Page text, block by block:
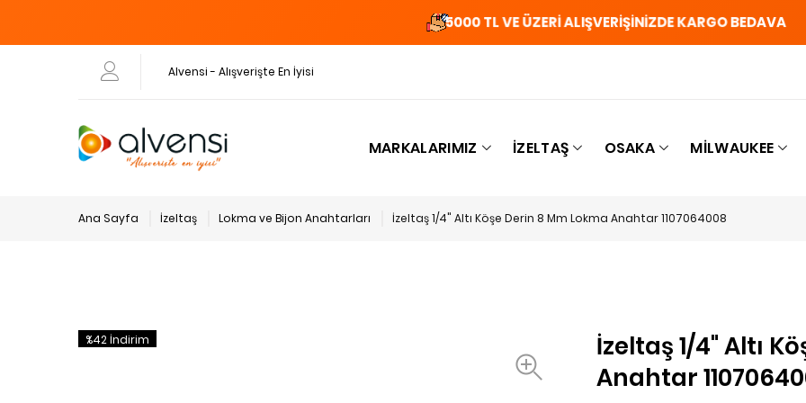
5000 TL VE ÜZERİ ALIŞVERİŞİNİZDE KARGO BEDAVA
Alvensi - Alışverişte En İyisi
MARKALARIMIZ İZELTAŞ OSAKA MILWAUKEE
Ana Sayfa İzeltaş Lokma ve Bijon Anahtarları İzeltaş 1/4" Altı Köşe Derin 8 Mm Lokma Anahtar 1107064008
İzeltaş 1/4" Altı
Anahtar
%42 İndirim